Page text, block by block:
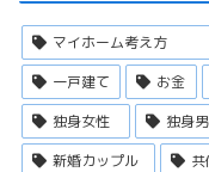
マイホーム考え方
一戸建て
お金
独身女性
独身
新婚カップル